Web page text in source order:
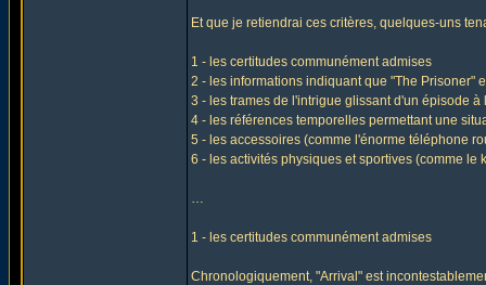
Et que je retiendrai ces critères, quelques-uns
1 - les certitudes communément admises
2 - les informations indiquant que "The Prisoner"
3 - les trames de l'intrigue glissant d'un épisode à
4 - les références temporelles permettant une
5 - les accessoires (comme l'énorme téléphone
6 - les activités physiques et sportives (comme le
…
1 - les certitudes communément admises
Chronologiquement, "Arrival" est